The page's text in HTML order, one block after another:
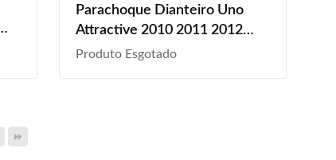
Parachoque Dianteiro Uno
Attractive 2010 2011 2012
2013 2014 2015 2016 Kit
Produto Esgotado